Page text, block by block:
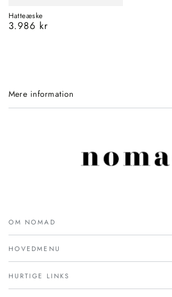
Hatteæske
Almindelig
3.986 kr
Mere information
OM NOMAD
HOVEDMENU
HURTIGE LINKS